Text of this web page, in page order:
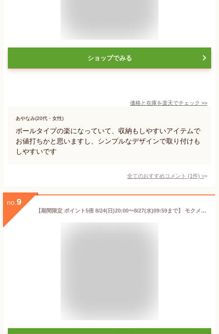
ショップでみる
価格と在庫を楽天でチェック >>
あやなみ(20代・女性)
ポールタイプの楽になっていて、収納もしやすいアイテムで
お値打ちかと思いますし、シンプルなデザインで取り付けも
しやすいです
全てのおすすめコメント (1件) >
no. 9
【期間限定 ポイント5倍 8/24(日)20:00〜8/27(水)09:59まで】 モクメタル つっぱり棚 2段 幅55cm MTP2-55 田窪工業所 日本製 | つっぱりラック つっぱり 突っ張り 棚 突っ張り棚 収納 キッチンラック つっぱり式 突っ張りラック 木目調 おしゃれ 隙間収納 ス